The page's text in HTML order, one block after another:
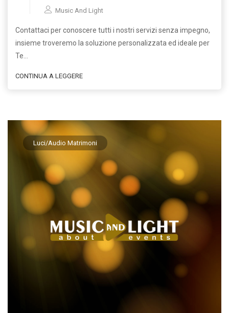
Music And Light
Contattaci per conoscere tutti i nostri servizi senza impegno,
insieme troveremo la soluzione personalizzata ed ideale per
Te…
CONTINUA A LEGGERE
Luci/Audio Matrimoni